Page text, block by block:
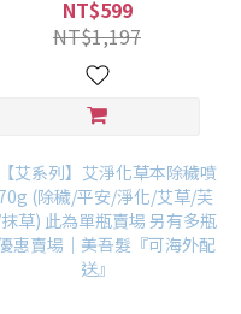
矽靈/無雌激素/無塑化劑)｜
美吾髮『可海外配送』【艾
草洗髮精/洗髮沐浴二合一/洗
NT$599
NT$1,197